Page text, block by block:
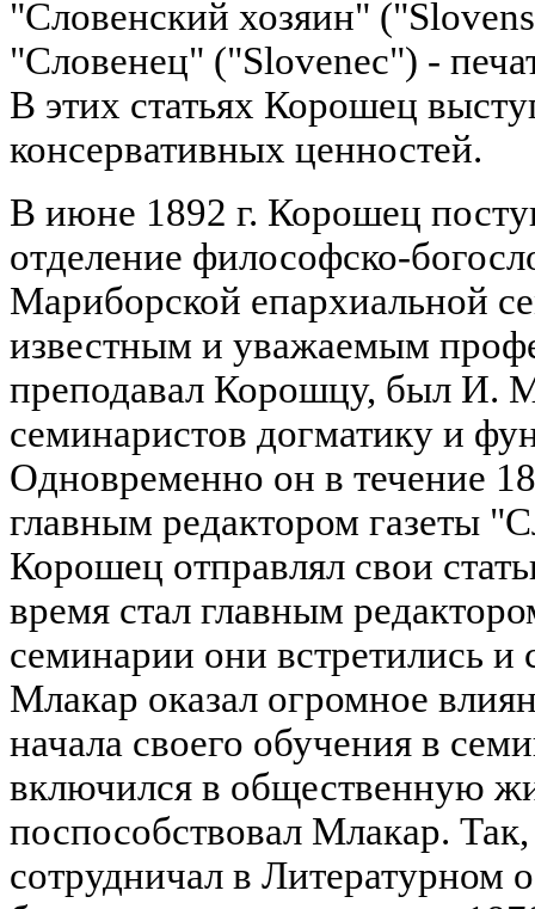
"Словенский хозяин"
"Словенец" ("Slovenec") -
В этих статьях Корошец
консервативных ценностей.
В июне 1892 г. Корошец
отделение философско-
Мариборской епархиальной
известным и уважаемым
преподавал Корошцу, был И.
семинаристов догматику и
Одновременно он в течение
главным редактором газеты
Корошец отправлял свои
время стал главным
семинарии они встретились и
Млакар оказал огромное
начала своего обучения в
включился в общественную
поспособствовал Млакар.
сотрудничал в Литературном